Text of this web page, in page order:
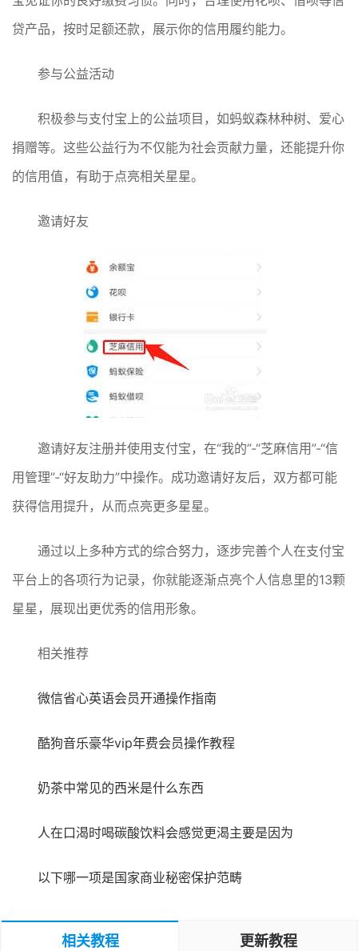
贷产品，按时足额还款，展示你的信用履约能力。
参与公益活动
积极参与支付宝上的公益项目，如蚂蚁森林种树、爱心
捐赠等。这些公益行为不仅能为社会贡献力量，还能提升你
的信用值，有助于点亮相关星星。
邀请好友
邀请好友注册并使用支付宝，在“我的”-“芝麻信用”-“信
用管理”-“好友助力”中操作。成功邀请好友后，双方都可能
获得信用提升，从而点亮更多星星。
通过以上多种方式的综合努力，逐步完善个人在支付宝
平台上的各项行为记录，你就能逐渐点亮个人信息里的13颗
星星，展现出更优秀的信用形象。
相关推荐
微信省心英语会员开通操作指南
酷狗音乐豪华vip年费会员操作教程
奶茶中常见的西米是什么东西
人在口渴时喝碳酸饮料会感觉更渴主要是因为
以下哪一项是国家商业秘密保护范畴
相关教程 更新教程